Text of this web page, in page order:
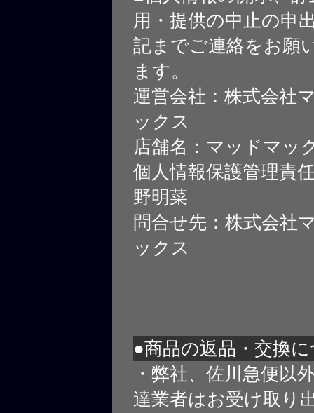
用・提供の中止の申
記までご連絡をお願
ます。
運営会社：株式会社
ックス
店舗名：マッドマッ
個人情報保護管理責
野明菜
問合せ先：株式会社
ックス
●商品の返品・交換
・弊社、佐川急便以
達業者はお受け取り